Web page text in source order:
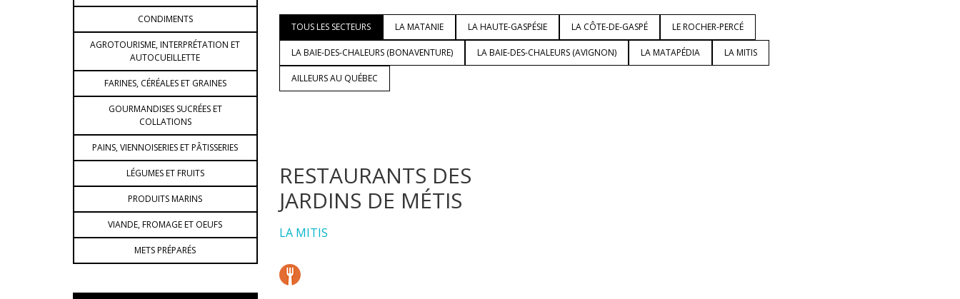
CONDIMENTS
AGROTOURISME, INTERPRÉTATION ET
AUTOCUEILLETTE
FARINES, CÉRÉALES ET GRAINES
GOURMANDISES SUCRÉES ET
COLLATIONS
PAINS, VIENNOISERIES ET PÂTISSERIES
LÉGUMES ET FRUITS
PRODUITS MARINS
VIANDE, FROMAGE ET OEUFS
METS PRÉPARÉS
TOUS LES SECTEURS LA MATANIE LA HAUTE-GASPÉSIE LA CÔTE-DE-GASPÉ LE ROCHER-PERCÉ
LA BAIE-DES-CHALEURS (BONAVENTURE) LA BAIE-DES-CHALEURS (AVIGNON) LA MATAPÉDIA LA MITIS
AILLEURS AU QUÉBEC
RESTAURANTS DES
JARDINS DE MÉTIS
LA MITIS